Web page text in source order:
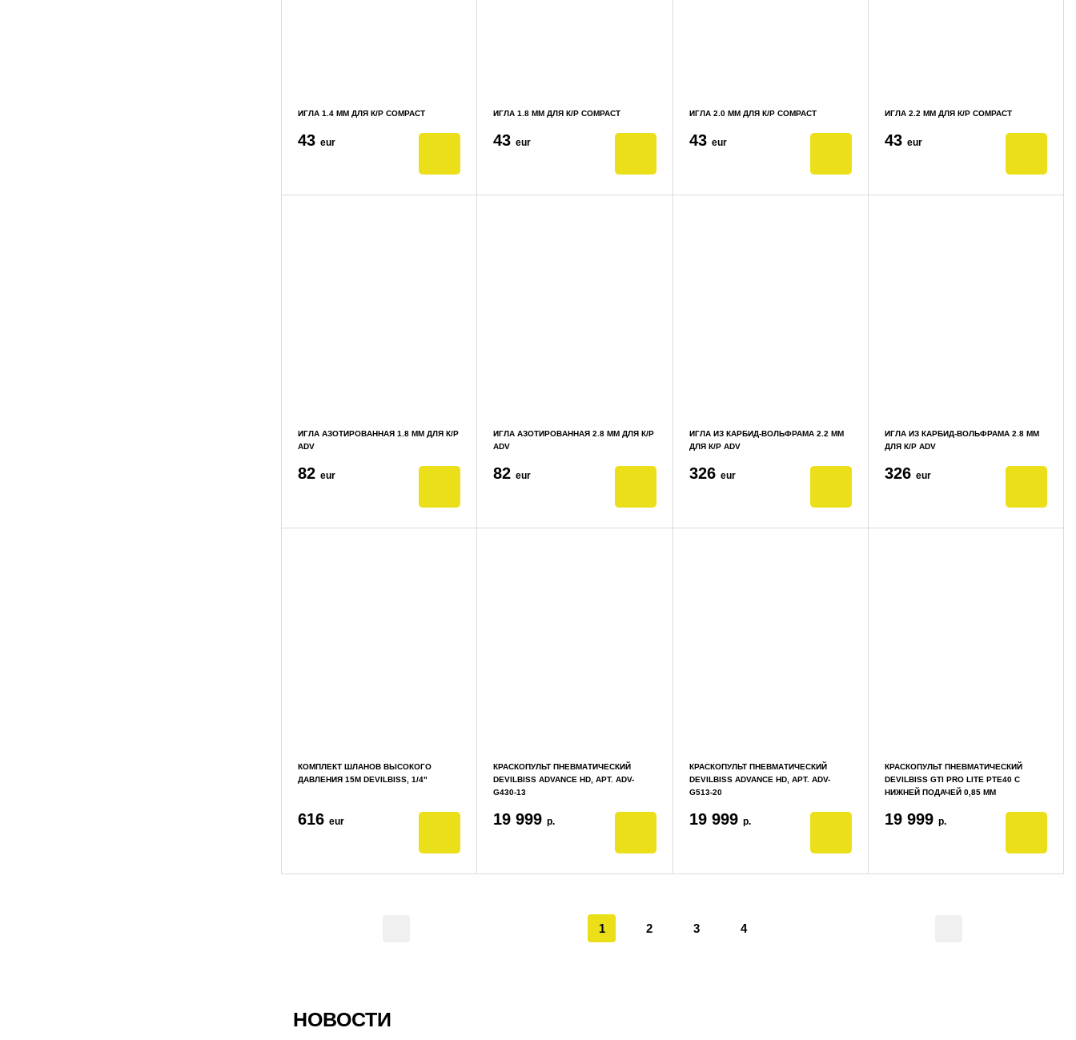
ИГЛА 1.4 ММ ДЛЯ К/Р COMPACT
43 eur
ИГЛА 1.8 ММ ДЛЯ К/Р COMPACT
43eur
ИГЛА 2.0 ММ ДЛЯ К/Р COMPACT
43 eur
ИГЛА 2.2 ММ ДЛЯ К/Р COMPACT
43 eur
ИГЛА АЗОТИРОВАННАЯ 1.8 ММ ДЛЯ К/Р
ADV
82 eur
ИГЛА АЗОТИРОВАННАЯ 2.8 ММ ДЛЯ К/Р
ADV
82eur
ИГЛА ИЗ КАРБИД-ВОЛЬФРАМА 2.2 ММ
ДЛЯ К/Р ADV
326 eur
ИГЛА ИЗ КАРБИД-ВОЛЬФРАМА 2.8 ММ
ДЛЯ К/Р ADV
326 eur
КОМПЛЕКТ ШЛАНОВ ВЫСОКОГО
ДАВЛЕНИЯ 15М DEVILBISS, 1/4"
616 eur
КРАСКОПУЛЬТ ПНЕВМАТИЧЕСКИЙ
DEVILBISS ADVANCE HD, АРТ. ADV-
G430-13
19 999р.
КРАСКОПУЛЬТ ПНЕВМАТИЧЕСКИЙ
DEVILBISS ADVANCE HD, АРТ. ADV-
G513-20
19 999 р.
КРАСКОПУЛЬТ ПНЕВМАТИЧЕСКИЙ
DEVILBISS GTI PRO LITE PTE40 С
НИЖНЕЙ ПОДАЧЕЙ 0,85 ММ
19 999 р.
1 2 3 4
НОВОСТИ